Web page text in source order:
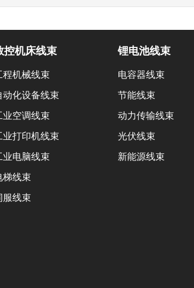
控机床线束
程机械线束
动化设备线束
业空调线束
业打印机线束
业电脑线束
梯线束
服线束
锂电池线束
电容器线束
节能线束
动力传输线束
光伏线束
新能源线束